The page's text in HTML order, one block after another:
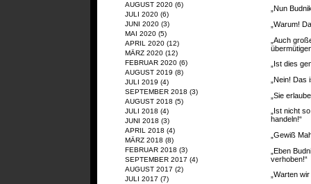
AUGUST 2020 (6)
JULI 2020 (6)
JUNI 2020 (3)
MAI 2020 (5)
APRIL 2020 (12)
MÄRZ 2020 (12)
FEBRUAR 2020 (6)
AUGUST 2019 (8)
JULI 2019 (4)
SEPTEMBER 2018 (3)
AUGUST 2018 (5)
JULI 2018 (4)
JUNI 2018 (3)
APRIL 2018 (4)
MÄRZ 2018 (8)
FEBRUAR 2018 (3)
SEPTEMBER 2017 (4)
AUGUST 2017 (2)
JULI 2017 (7)
„Nun
„Warum!
„Auch
„Ist dies
„Nein!
„Sie
„Ist nicht
handeln!“
„Gewiß
„Eben
verhoben!“
„Warten